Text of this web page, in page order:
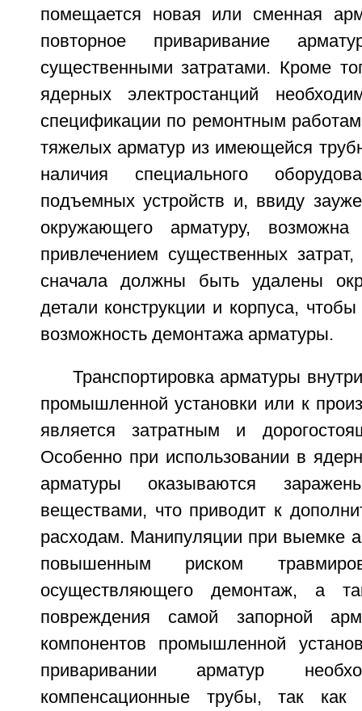
помещается новая или сменная
повторное приваривание
существенными затратами. Кроме
ядерных электростанций
спецификации по ремонтным
тяжелых арматур из имеющейся
наличия специального
подъемных устройств и, ввиду
окружающего арматуру,
привлечением существенных
сначала должны быть удалены
детали конструкции и корпуса,
возможность демонтажа арматуры.
Транспортировка арматуры
промышленной установки или к
является затратным и
Особенно при использовании в
арматуры оказываются
веществами, что приводит к
расходам. Манипуляции при выемке
повышенным риском
осуществляющего демонтаж, а
повреждения самой запорной
компонентов промышленной
приваривании арматур
компенсационные трубы, так как